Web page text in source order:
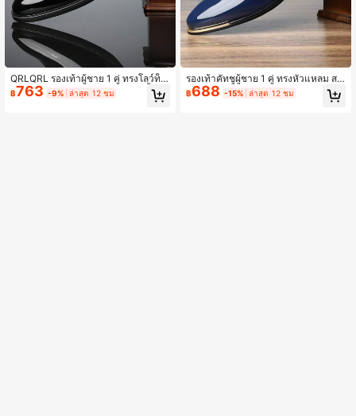
QRLQRL รองเท้าผู้ชาย 1 คู่ ทรงโลว์ท็อ
ป สไตล์อังกฤษแบบทางการธุรกิจ พื้นห
นา แฟชั่น ผิวมัน พื้นนุ่ม
฿763 -9% ล่าสุด 12 ชม
รองเท้าคัทชูผู้ชาย 1 คู่ ทรงหัวแหลม สไ
ตล์บริติช แบบผูกเชือก ใส่ได้หลายโอกา
ส ใส่สบาย ระบายอากาศได้ สำหรับใส่
฿688 -15% ล่าสุด 12 ชม